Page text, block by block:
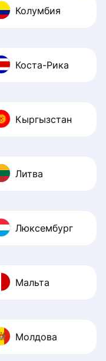
Колумбия
Коста-Рика
Кыргызстан
Литва
Люксембург
Мальта
Молдова